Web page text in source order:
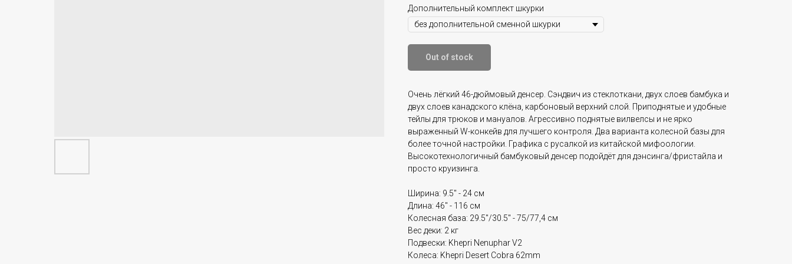
Дополнительный комплект шкурки
Out of stock
Очень лёгкий 46-дюймовый денсер. Сэндвич из стеклоткани, двух слоев бамбука и
двух слоев канадского клёна, карбоновый верхний слой. Приподнятые и удобные
тейлы для трюков и мануалов. Агрессивно поднятые вилвелсы и не ярко
выраженный W-конкейв для лучшего контроля. Два варианта колесной базы для
более точной настройки. Графика с руcалкой из китайской мифоологии.
Высокотехнологичный бамбуковый денсер подойдёт для дэнсинга/фристайла и
просто круизинга.
Ширина: 9.5" - 24 см
Длина: 46" - 116 см
Колесная база: 29.5"/30.5" - 75/77,4 см
Вес деки: 2 кг
Подвески: Khepri Nenuphar V2
Колеса: Khepri Desert Cobra 62mm